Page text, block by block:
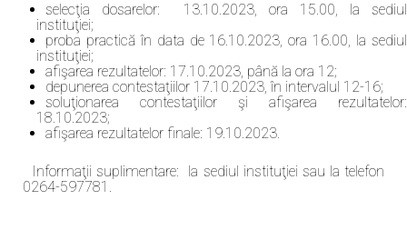
selecţia dosarelor: 13.10.2023, ora 15.00, la sediul
instituţiei;
proba practică în data de 16.10.2023, ora 16.00, la sediul
instituţiei;
afişarea rezultatelor: 17.10.2023, până la ora 12;
depunerea contestaţiilor 17.10.2023, în intervalul 12-16;
soluţionarea contestaţiilor şi afişarea rezultatelor:
18.10.2023;
afişarea rezultatelor finale: 19.10.2023.
Informaţii suplimentare: la sediul instituţiei sau la telefon
0264-597781.